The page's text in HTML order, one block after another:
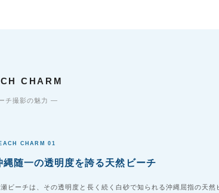
CHARM
チ撮影の魅力 —
CHARM 01
縄随一の透明度を誇る天然ビーチ
ビーチは、その透明度と長く続く白砂で知られる沖縄屈指の天